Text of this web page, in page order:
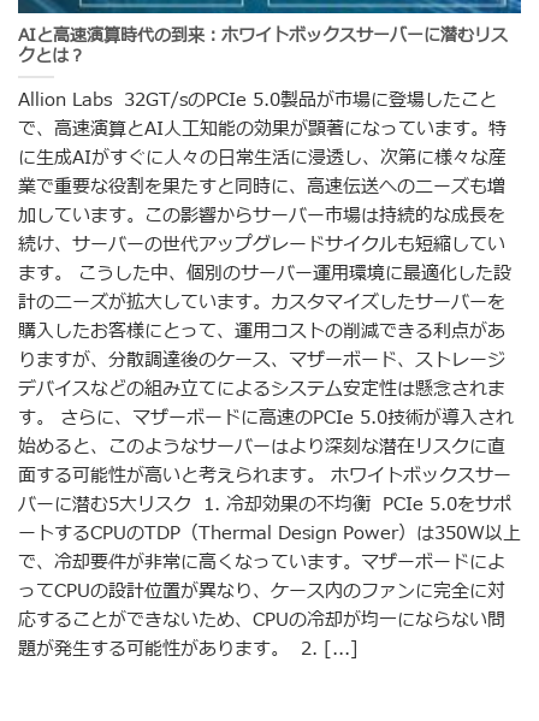
AIと高速演算時代の到来：ホワイトボックスサーバーに潜むリス
クとは？
Allion Labs 32GT/sのPCIe 5.0製品が市場に登場したこと
で、高速演算とAI人工知能の効果が顕著になっています。特
に生成AIがすぐに人々の日常生活に浸透し、次第に様々な産
業で重要な役割を果たすと同時に、高速伝送へのニーズも増
加しています。この影響からサーバー市場は持続的な成長を
続け、サーバーの世代アップグレードサイクルも短縮してい
ます。 こうした中、個別のサーバー運用環境に最適化した設
計のニーズが拡大しています。カスタマイズしたサーバーを
購入したお客様にとって、運用コストの削減できる利点があ
りますが、分散調達後のケース、マザーボード、ストレージ
デバイスなどの組み立てによるシステム安定性は懸念されま
す。 さらに、マザーボードに高速のPCIe 5.0技術が導入され
始めると、このようなサーバーはより深刻な潜在リスクに直
面する可能性が高いと考えられます。 ホワイトボックスサー
バーに潜む5大リスク 1. 冷却効果の不均衡 PCIe 5.0をサポ
ートするCPUのTDP（Thermal Design Power）は350W以上
で、冷却要件が非常に高くなっています。マザーボードによ
ってCPUの設計位置が異なり、ケース内のファンに完全に対
応することができないため、CPUの冷却が均一にならない問
題が発生する可能性があります。 2. [...]